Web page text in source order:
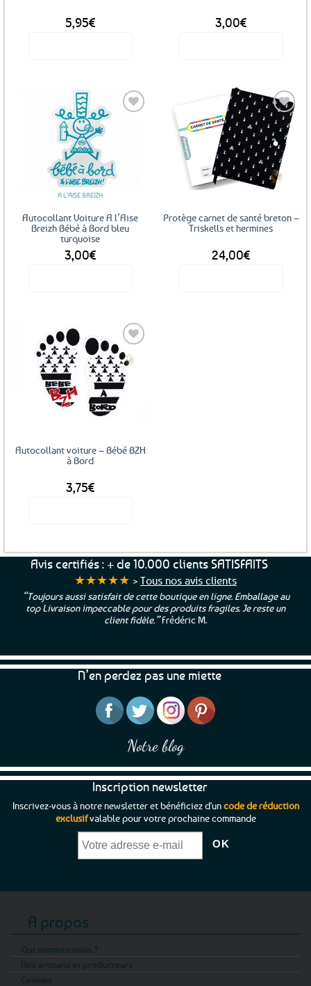
5,95€ 3,00€
A L'AISE BREIZH
Autocollant Voiture A l’Aise
Breizh Bébé à Bord bleu
turquoise
3,00€
Ajouter
aux
favoris
Protège carnet de santé breton –
Triskells et hermines
24,00€
Ajouter
aux
favoris
Autocollant voiture – Bébé BZH
à Bord
3,75€
Avis certifiés : + de 10.000 clients SATISFAITS
★★★★★ > Tous nos avis clients
“Toujours aussi satisfait de cette boutique en ligne. Emballage au
top Livraison impeccable pour des produits fragiles. Je reste un
client fidèle.”Frédéric M.
N’en perdez pas une miette
Notre blog
Inscription newsletter
Inscrivez-vous à notre newsletter et bénéficiez d'uncode de réduction
exclusifvalable pour votre prochaine commande
A propos
Qui sommes-nous ?
Nos artisans et producteurs
Cookies